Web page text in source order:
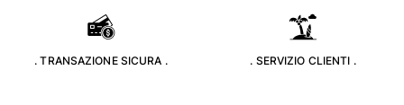
. TRANSAZIONE SICURA . . SERVIZIO CLIENTI .